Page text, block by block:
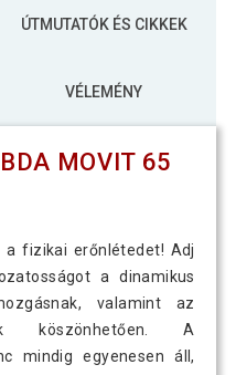
ÚTMUTATÓK ÉS CIKKEK
VÉLEMÉNY
MOVIT 65
fizikai erőnlétedet! Adj
a dinamikus
valamint az
köszönhetően. A
mindig egyenesen áll,